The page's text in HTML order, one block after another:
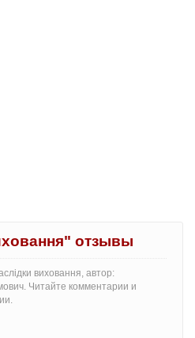
отзывы
виховання, автор:
Читайте комментарии и